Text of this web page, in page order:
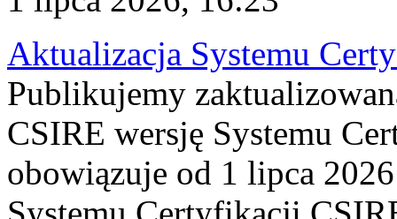
Aktualizacja Systemu
Publikujemy
CSIRE wersję Systemu
obowiązuje od 1 lipca